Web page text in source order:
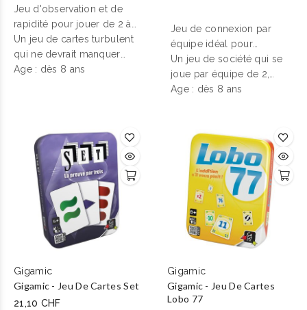
Jeu d'observation et de
rapidité pour jouer de 2 à
4 joueurs dès 8 ans.
Un jeu de cartes turbulent
qui ne devrait manquer
chez aucun amateur de
Age : dès 8 ans
Jeu de connexion par
équipeidéal pour
apprendre à expliquer
ses choix et à
comprendre comment
Un jeu de société qui se
joue par équipe de 2,
composé de cartes de
compacte à emporter
partout !
Age : dès 8 ans
Gigamic
Gigamic - Jeu De Cartes Set
21,10 CHF
Gigamic
Gigamic - Jeu De Cartes
Lobo 77